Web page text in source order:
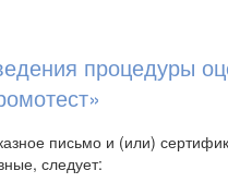
процедуры
письмо и (или)
следует: